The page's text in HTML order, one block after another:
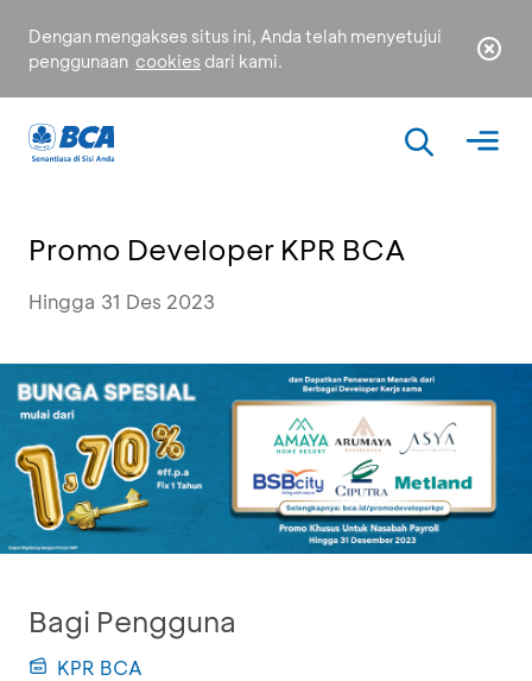
Dengan mengakses situs ini, Anda telah menyetujui
penggunaan cookies dari kami.
Promo Developer KPR BCA
Hingga 31 Des 2023
Bagi Pengguna
KPR BCA